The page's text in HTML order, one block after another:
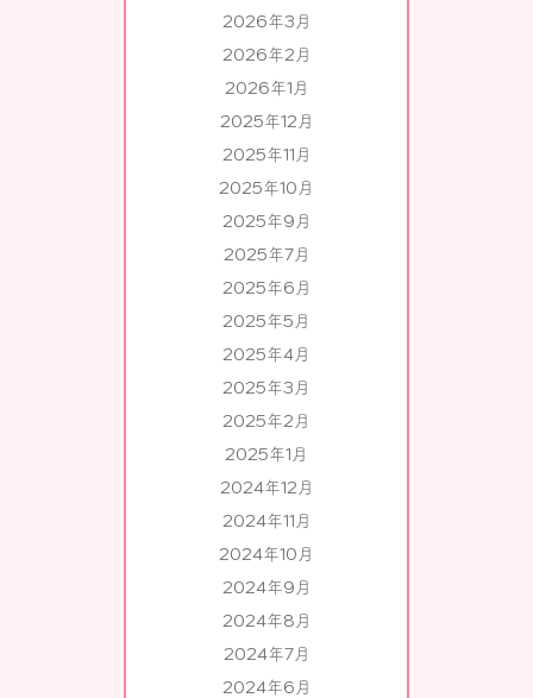
2026年3月
2026年2月
2026年1月
2025年12月
2025年11月
2025年10月
2025年9月
2025年7月
2025年6月
2025年5月
2025年4月
2025年3月
2025年2月
2025年1月
2024年12月
2024年11月
2024年10月
2024年9月
2024年8月
2024年7月
2024年6月